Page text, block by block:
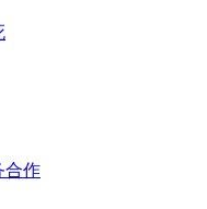
合作